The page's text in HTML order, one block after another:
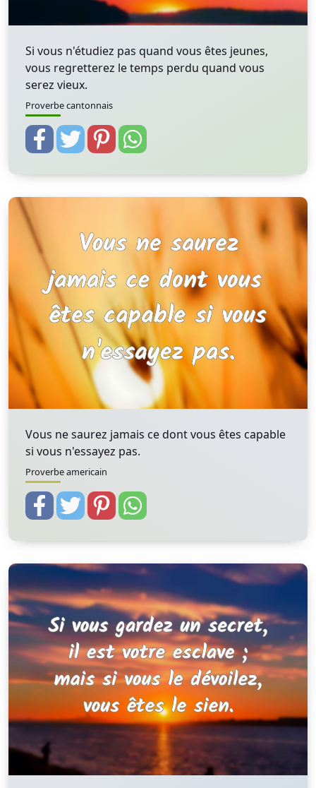
Si vous n'étudiez pas quand vous êtes jeunes,
vous regretterez le temps perdu quand vous
serez vieux.
Proverbe cantonnais
Vous ne saurez jamais ce dont vous êtes capable
si vous n'essayez pas.
Proverbe americain